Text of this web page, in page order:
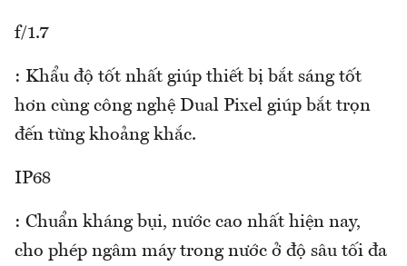
f/1.7
: Khẩu độ tốt nhất giúp thiết bị bắt sáng tốt
hơn cùng công nghệ Dual Pixel giúp bắt trọn
đến từng khoảng khắc.
IP68
: Chuẩn kháng bụi, nước cao nhất hiện nay,
cho phép ngâm máy trong nước ở độ sâu tối đa